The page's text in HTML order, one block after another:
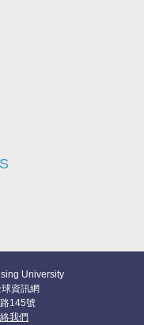
University
資訊網
145號
我們